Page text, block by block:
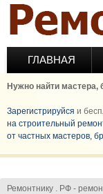
Перейти к основному
ГЛАВНАЯ
Нужно найти мастера,
Зарегистрируйся и
на строительный
от частных мастеров,
Ремонтнику . РФ -